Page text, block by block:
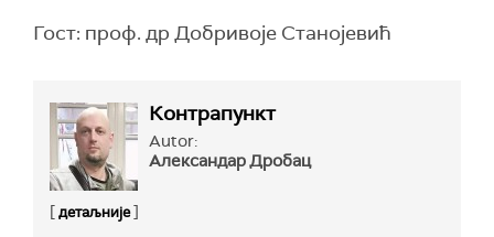
Гост: проф. др Добривоје Станојевић
Контрапункт
Autor:
Александар Дробац
[детаљније]